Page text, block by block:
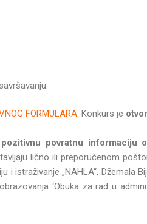
FORMULARA. Konkurs je
povratnu informaciju
lično ili preporučenom
i istraživanje „NAHLA“, Džemala
‘Obuka za rad u